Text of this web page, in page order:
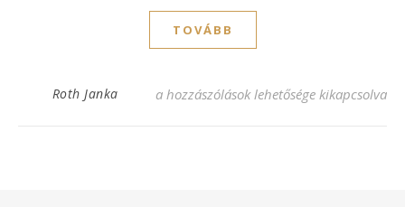
TOVÁBB
Roth Janka Zita szelet recept: Édes élvezet minden
a hozzászólások lehetősége kikapcsolva